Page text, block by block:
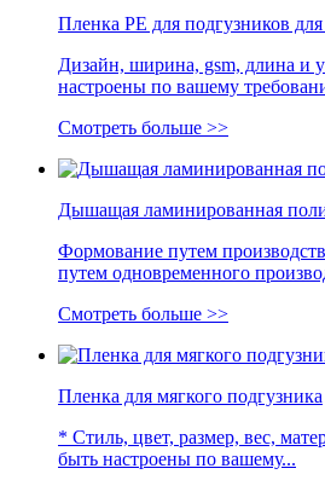
Пленка PE для подгузников
Дизайн, ширина, gsm, длина и
настроены по вашему
Смотреть больше >>
Дышащая ламинированная
Формование путем
путем одновременного
Смотреть больше >>
Пленка для мягкого подгузника
* Стиль, цвет, размер, вес,
быть настроены по вашему...